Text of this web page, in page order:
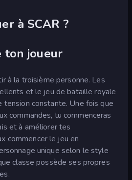
à SCAR ?
ton joueur
à la troisième personne. Les
et le jeu de bataille royale
tension constante. Une fois que
commandes, tu commenceras
et à améliorer tes
commencer le jeu en
unique selon le style
classe possède ses propres